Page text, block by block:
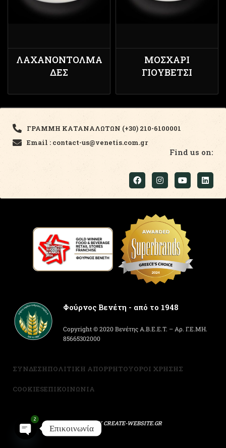
ΛΑΧΑΝΟΝΤΟΛΜΆ
ΔΕΣ
ΜΟΣΧΆΡΙ
ΓΙΟΥΒΈΤΣΙ
ΓΡΑΜΜΗ ΚΑΤΑΝΑΛΩΤΩΝ (+30) 210-6100001
Email : contact-us@venetis.com.gr
Find us on:
Φούρνος Βενέτη - από το 1948
Copyright © 2020 Βενέτης Α.Β.Ε.Ε.Τ. – Αρ. Γ.Ε.ΜΗ.
85665302000
ΣΥΝΔΕΣΗΠΟΛΙΤΙΚΗ ΑΠΟΡΡΗΤΟΥΟΡΟΙ ΧΡΗΣΗΣ
COOKIESΕΠΙΚΟΙΝΩΝΙΑ
POWERED BY CREATE-WEBSITE.GR
Επικοινωνία
2